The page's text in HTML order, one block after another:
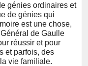
génies ordinaires et
de génies qui
est une chose,
de Gaulle
réussir et pour
et parfois, des
vie familiale.